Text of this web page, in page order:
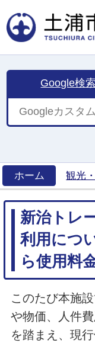
Google検索
ホーム
観光
新治トレ
利用につ
ら使用料
このたび本施
や物価、人件
を踏まえ、現